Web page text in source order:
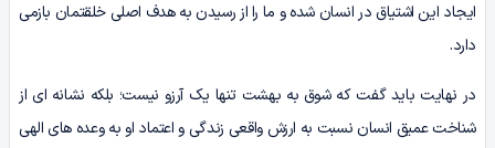
ایجاد این اشتیاق در انسان شده و ما را از رسیدن به هدف اصلی خلقتمان بازمی
دارد.
در نهایت باید گفت که شوق به بهشت تنها یک آرزو نیست؛ بلکه نشانه ای از
شناخت عمیق انسان نسبت به ارزش واقعی زندگی و اعتماد او به وعده های الهی